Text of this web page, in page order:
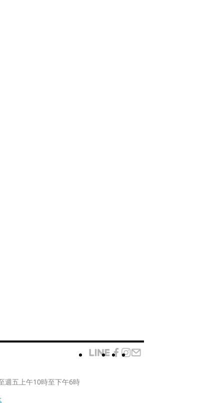
週五上午10時至下午6時